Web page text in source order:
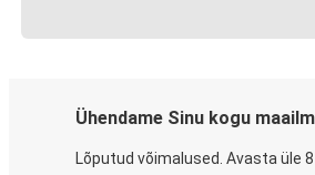
Ühendame Sinu kogu
Lõputud võimalused. Avasta üle